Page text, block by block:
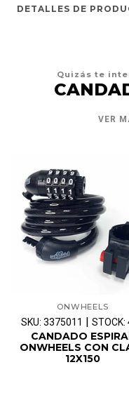
DETALLES DE
Quizás te
VER
ONWHEELS
SKU: 3375011 | STOCK:
CANDADO
ONWHEELS CON
12X150